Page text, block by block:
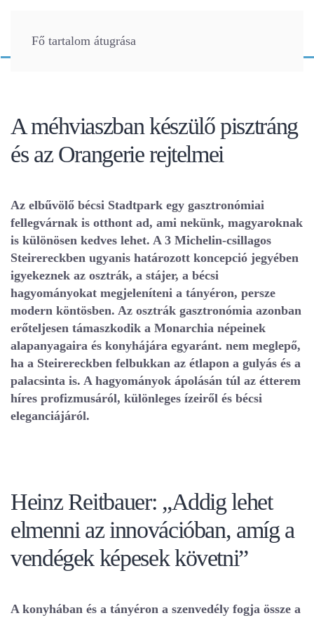
Fő tartalom átugrása
A méhviaszban készülő pisztráng
és az Orangerie rejtelmei
Az elbűvölő bécsi Stadtpark egy gasztronómiai
fellegvárnak is otthont ad, ami nekünk, magyaroknak
is különösen kedves lehet. A 3 Michelin-csillagos
Steirereckben ugyanis határozott koncepció jegyében
igyekeznek az osztrák, a stájer, a bécsi
hagyományokat megjeleníteni a tányéron, persze
modern köntösben. Az osztrák gasztronómia azonban
erőteljesen támaszkodik a Monarchia népeinek
alapanyagaira és konyhájára egyaránt. nem meglepő,
ha a Steirereckben felbukkan az étlapon a gulyás és a
palacsinta is. A hagyományok ápolásán túl az étterem
híres profizmusáról, különleges ízeiről és bécsi
eleganciájáról.
Heinz Reitbauer: „Addig lehet
elmenni az innovációban, amíg a
vendégek képesek követni”
A konyhában és a tányéron a szenvedély fogja össze a